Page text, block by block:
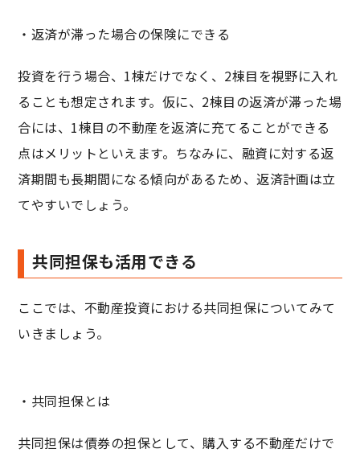
・返済が滞った場合の保険にできる
投資を行う場合、1棟だけでなく、2棟目を視野に入れ
ることも想定されます。仮に、2棟目の返済が滞った場
合には、1棟目の不動産を返済に充てることができる
点はメリットといえます。ちなみに、融資に対する返
済期間も長期間になる傾向があるため、返済計画は立
てやすいでしょう。
共同担保も活用できる
ここでは、不動産投資における共同担保についてみて
いきましょう。
・共同担保とは
共同担保は債券の担保として、購入する不動産だけで